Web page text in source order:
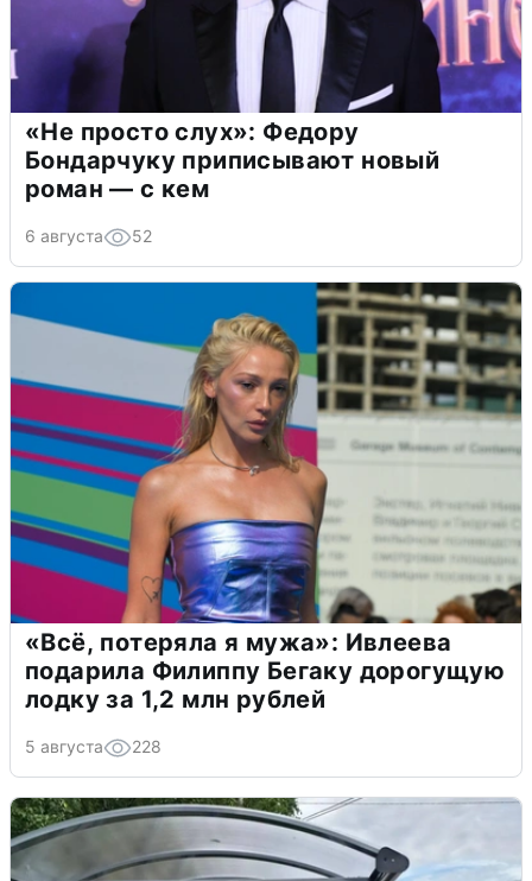
«Не просто слух»: Федору
Бондарчуку приписывают новый
роман — с кем
6 августа 52
«Всё, потеряла я мужа»: Ивлеева
подарила Филиппу Бегаку дорогущую
лодку за 1,2 млн рублей
5 августа 228